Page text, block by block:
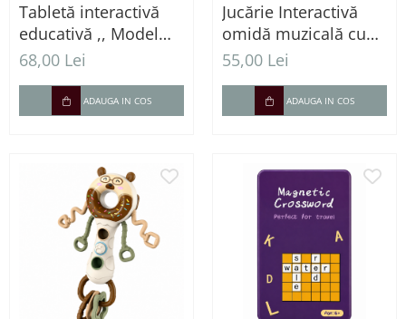
Tabletă interactivă
educativă ,, Model
elefant "
68,00 Lei
ADAUGA IN COS
Jucărie Interactivă
omidă muzicală cu
lumini și zornăitoare
55,00 Lei
ADAUGA IN COS